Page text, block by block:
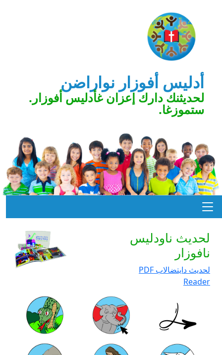
أدليس أفوزار نواراضن
لحديثنك دارك إعزان غأدليس أفوزار.
ستموزغا.
لحديث ناودليس
نافوزار
لحديث دايتضالاب PDF
Reader